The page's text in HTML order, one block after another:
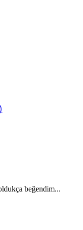
beğendim...